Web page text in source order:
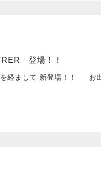
登場！！
を経まして 新登場！！ お